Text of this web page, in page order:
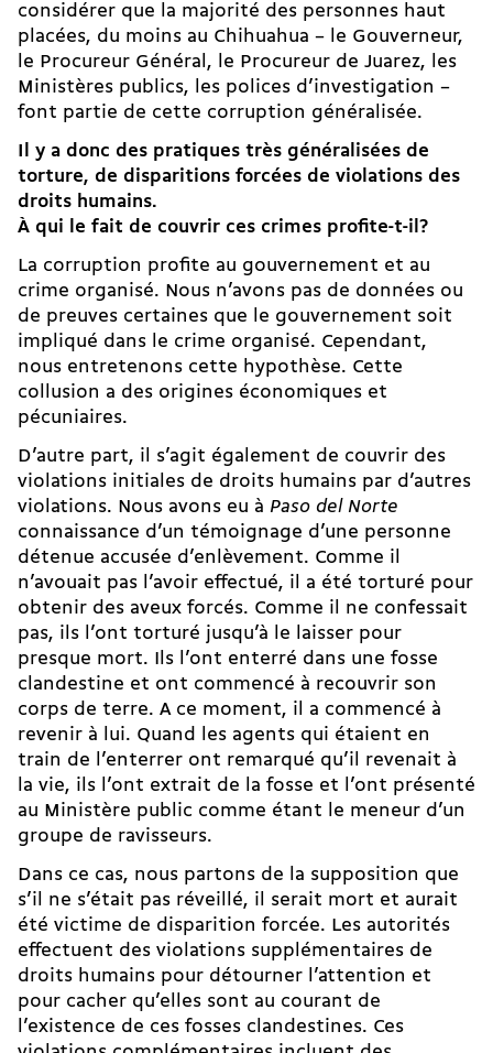
considérer que la majorité des personnes haut
placées, du moins au Chihuahua – le Gouverneur,
le Procureur Général, le Procureur de Juarez, les
Ministères publics, les polices d’investigation –
font partie de cette corruption généralisée.
Il y a donc des pratiques très généralisées de
torture, de disparitions forcées de violations des
droits humains.
À qui le fait de couvrir ces crimes profite-t-il?
La corruption profite au gouvernement et au
crime organisé. Nous n’avons pas de données ou
de preuves certaines que le gouvernement soit
impliqué dans le crime organisé. Cependant,
nous entretenons cette hypothèse. Cette
collusion a des origines économiques et
pécuniaires.
D’autre part, il s’agit également de couvrir des
violations initiales de droits humains par d’autres
violations. Nous avons eu à Paso del Norte
connaissance d’un témoignage d’une personne
détenue accusée d’enlèvement. Comme il
n’avouait pas l’avoir effectué, il a été torturé pour
obtenir des aveux forcés. Comme il ne confessait
pas, ils l’ont torturé jusqu’à le laisser pour
presque mort. Ils l’ont enterré dans une fosse
clandestine et ont commencé à recouvrir son
corps de terre. A ce moment, il a commencé à
revenir à lui. Quand les agents qui étaient en
train de l’enterrer ont remarqué qu’il revenait à
la vie, ils l’ont extrait de la fosse et l’ont présenté
au Ministère public comme étant le meneur d’un
groupe de ravisseurs.
Dans ce cas, nous partons de la supposition que
s’il ne s’était pas réveillé, il serait mort et aurait
été victime de disparition forcée. Les autorités
effectuent des violations supplémentaires de
droits humains pour détourner l’attention et
pour cacher qu’elles sont au courant de
l’existence de ces fosses clandestines. Ces